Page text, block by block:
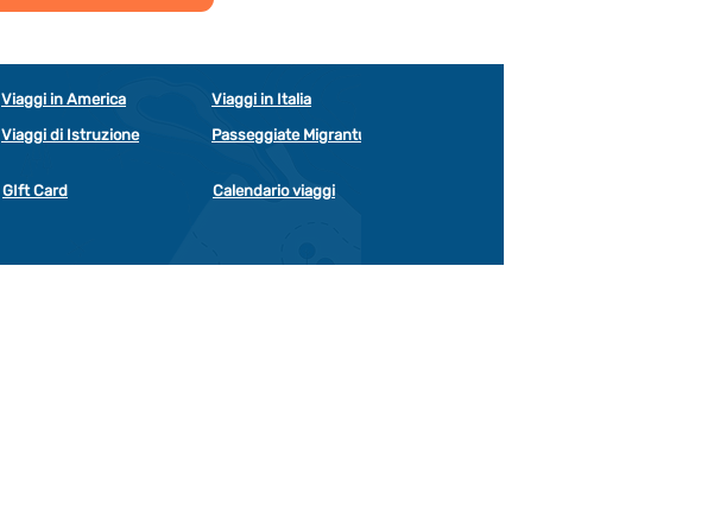
Viaggi in America
Viaggi in Italia
Viaggi di Istruzione Passeggiate Migrantur
GIft Card Calendario viaggi